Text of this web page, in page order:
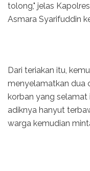
tolong," jelas
Asmara Syarifuddin
Dari teriakan itu,
menyelamatkan dua
korban yang selamat
adiknya hanyut
warga kemudian